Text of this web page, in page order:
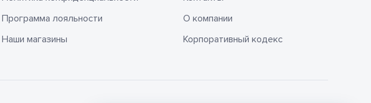
Программа лояльности
Наши магазины
О компании
Корпоративный кодекс